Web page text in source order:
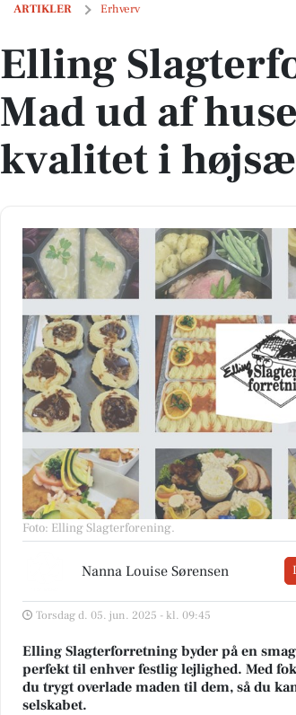
ARTIKLER Erhverv
Elling Slagterforretning: Mad ud af huset med
Elling
Mad ud af
kvalitet i
Foto: Elling Slagterforening.
Nanna Louise Sørensen
Torsdag d. 05. jun. 2025 - kl. 09:45
Elling Slagterforretning byder på en
perfekt til enhver festlig lejlighed. Med
du trygt overlade maden til dem, så du
selskabet.